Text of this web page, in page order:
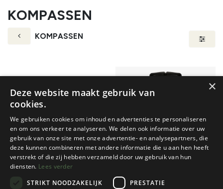
KOMPASSEN
KOMPASSEN
Silva
COMPASS CLASSIC
1 color(s) available
Suunto
1 color(s) available
×
Deze website maakt gebruik van
cookies.
We gebruiken cookies om inhoud en advertenties te personaliseren
en om ons verkeer te analyseren. We delen ook informatie over uw
gebruik van onze site met onze advertentie- en analysepartners, die
deze kunnen combineren met andere informatie die u aan hen heeft
verstrekt of die zij hebben verzameld door uw gebruik van hun
diensten. Lees verder
STRIKT NOODZAKELIJK
PRESTATIE